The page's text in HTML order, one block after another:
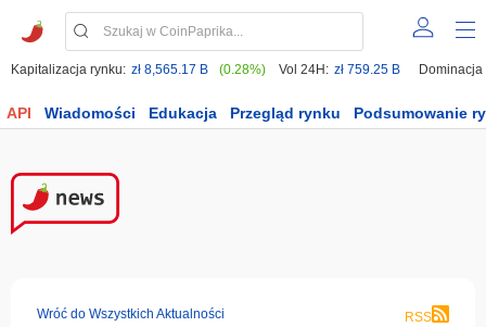
Kapitalizacja rynku: zł 8,565.17 B (0.28%) Vol 24H: zł 759.25 B Dominacja
API Wiadomości Edukacja Przegląd rynku Podsumowanie
Wróć do Wszystkich Aktualności RSS